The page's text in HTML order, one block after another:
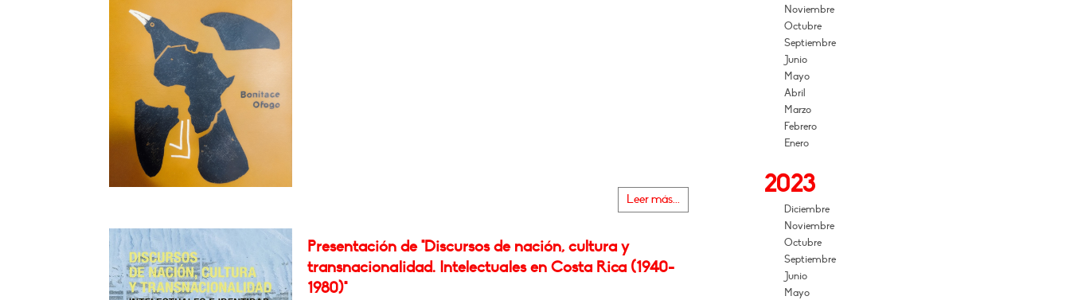
Leer más...
Presentación de "Discursos de nación, cultura y
transnacionalidad. Intelectuales en Costa Rica (1940-
1980)"
Noviembre
Octubre
Septiembre
Junio
Mayo
Abril
Marzo
Febrero
Enero
2023
Diciembre
Noviembre
Octubre
Septiembre
Junio
Mayo